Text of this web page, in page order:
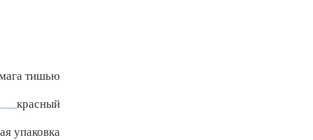
тишью
красный
упаковка